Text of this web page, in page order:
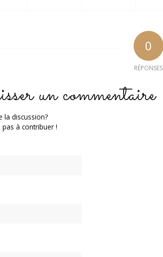
0
RÉPONSES
un commentaire
la discussion?
pas à contribuer !